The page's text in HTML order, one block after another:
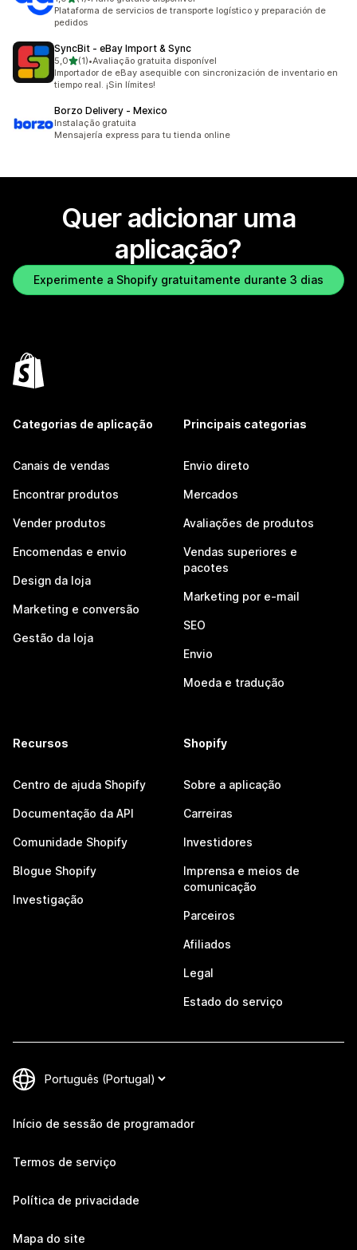
1 total de avaliações
Plataforma de servicios de transporte logístico y preparación de
pedidos
SyncBit ‑ eBay Import & Sync
5,0de 5 estrelas
(1)
1 total de avaliações
•Avaliação gratuita disponível
Importador de eBay asequible con sincronización de inventario en
tiempo real. ¡Sin límites!
Borzo Delivery ‑ Mexico
Instalação gratuita
Mensajería express para tu tienda online
Quer adicionar uma
aplicação?
Experimente a Shopify gratuitamente durante 3 dias
Categorias de aplicação
Canais de vendas
Encontrar produtos
Vender produtos
Encomendas e envio
Design da loja
Marketing e conversão
Gestão da loja
Principais categorias
Envio direto
Mercados
Avaliações de produtos
Vendas superiores e
pacotes
Marketing por e-mail
SEO
Envio
Moeda e tradução
Recursos
Centro de ajuda Shopify
Documentação da API
Comunidade Shopify
Blogue Shopify
Investigação
Shopify
Sobre a aplicação
Carreiras
Investidores
Imprensa e meios de
comunicação
Parceiros
Afiliados
Legal
Estado do serviço
Início de sessão de programador
Termos de serviço
Política de privacidade
Mapa do site